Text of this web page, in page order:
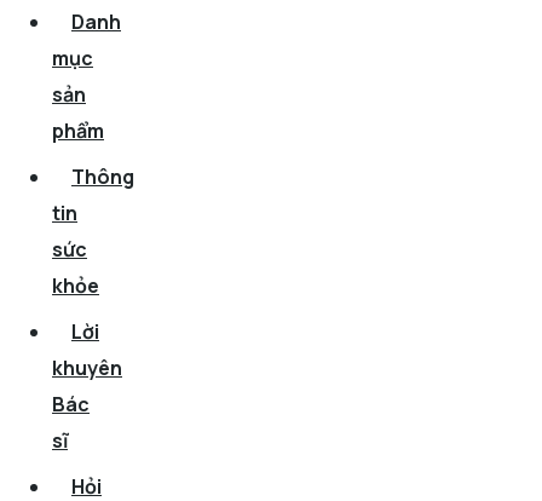
Danh
mục
sản
phẩm
Thông
tin
sức
khỏe
Lời
khuyên
Bác
sĩ
Hỏi